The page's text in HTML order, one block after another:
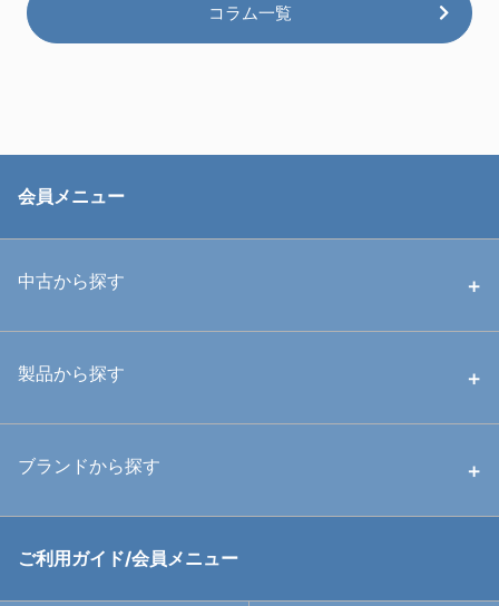
コラム一覧
会員メニュー
中古から探す
中古ハウジング
中古アームシステム
製品から探す
ハウジング
ブランドから探す
RGBlue
ご利用ガイド/会員メニュー